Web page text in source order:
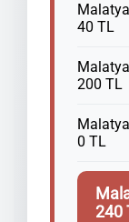
40 TL
200 TL
0 TL
240